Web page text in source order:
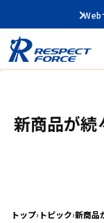
Web
新商品が続
トップ› トピック›新商品